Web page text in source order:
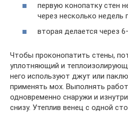
первую конопатку стен
через несколько недель
вторая делается через
Чтобы проконопатить стены,
уплотняющий и
него используют джут или
применять мох. Выполнять
одновременно снаружи и
снизу. Утеплив венец с одной